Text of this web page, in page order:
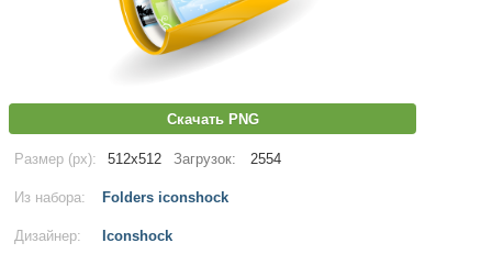
Скачать PNG
Размер (px): 512x512 Загрузок: 2554
Из набора: Folders iconshock
Дизайнер: Iconshock